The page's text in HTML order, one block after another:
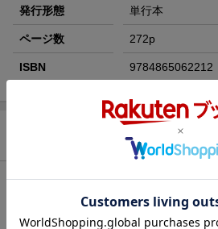
発行形態 単行本
ページ数 272p
ISBN 9784865062212
ワンダーウォール・オフィス・ツアー